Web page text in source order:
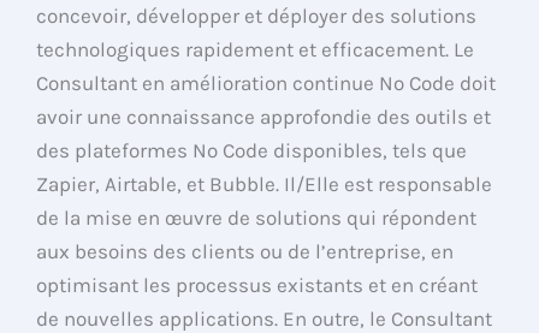
concevoir, développer et déployer des solutions
technologiques rapidement et efficacement. Le
Consultant en amélioration continue No Code doit
avoir une connaissance approfondie des outils et
des plateformes No Code disponibles, tels que
Zapier, Airtable, et Bubble. Il/Elle est responsable
de la mise en œuvre de solutions qui répondent
aux besoins des clients ou de l’entreprise, en
optimisant les processus existants et en créant
de nouvelles applications. En outre, le Consultant